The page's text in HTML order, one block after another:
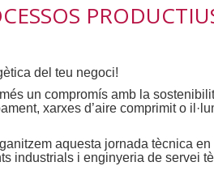
del teu negoci!
un compromís amb la
xarxes d’aire comprimit o
aquesta jornada tècnica
industrials i enginyeria de servei